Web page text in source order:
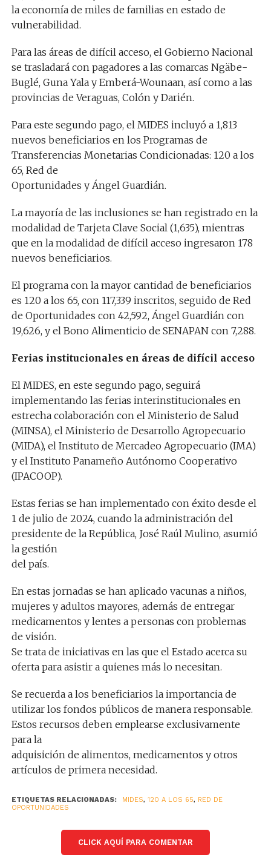
la economía de miles de familias en estado de
vulnerabilidad.
Para las áreas de difícil acceso, el Gobierno Nacional
se trasladará con pagadores a las comarcas Ngäbe-
Buglé, Guna Yala y Emberá-Wounaan, así como a las
provincias de Veraguas, Colón y Darién.
Para este segundo pago, el MIDES incluyó a 1,813
nuevos beneficiarios en los Programas de
Transferencias Monetarias Condicionadas: 120 a los
65, Red de
Oportunidades y Ángel Guardián.
La mayoría de las inclusiones se han registrado en la
modalidad de Tarjeta Clave Social (1,635), mientras
que en la modalidad de difícil acceso ingresaron 178
nuevos beneficiarios.
El programa con la mayor cantidad de beneficiarios
es 120 a los 65, con 117,339 inscritos, seguido de Red
de Oportunidades con 42,592, Ángel Guardián con
19,626, y el Bono Alimenticio de SENAPAN con 7,288.
Ferias institucionales en áreas de difícil acceso
El MIDES, en este segundo pago, seguirá
implementando las ferias interinstitucionales en
estrecha colaboración con el Ministerio de Salud
(MINSA), el Ministerio de Desarrollo Agropecuario
(MIDA), el Instituto de Mercadeo Agropecuario (IMA)
y el Instituto Panameño Autónomo Cooperativo
(IPACOOP).
Estas ferias se han implementado con éxito desde el
1 de julio de 2024, cuando la administración del
presidente de la República, José Raúl Mulino, asumió
la gestión
del país.
En estas jornadas se han aplicado vacunas a niños,
mujeres y adultos mayores, además de entregar
medicamentos y lentes a personas con problemas
de visión.
Se trata de iniciativas en las que el Estado acerca su
oferta para asistir a quienes más lo necesitan.
Se recuerda a los beneficiarios la importancia de
utilizar los fondos públicos de manera responsable.
Estos recursos deben emplearse exclusivamente
para la
adquisición de alimentos, medicamentos y otros
artículos de primera necesidad.
ETIQUETAS RELACIONADAS: MIDES, 120 A LOS 65, RED DE
OPORTUNIDADES
CLICK AQUÍ PARA COMENTAR